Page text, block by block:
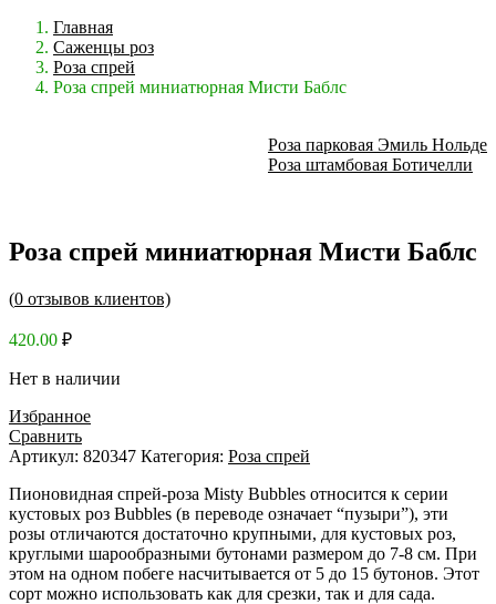
Главная
Саженцы роз
Роза спрей
Роза спрей миниатюрная Мисти Баблс
Роза парковая Эмиль Нольде
Роза штамбовая Ботичелли
Роза спрей миниатюрная Мисти Баблс
(0 отзывов клиентов)
420.00 ₽
Нет в наличии
Избранное
Сравнить
Артикул: 820347 Категория: Роза спрей
Пионовидная спрей-роза Misty Bubbles относится к серии
кустовых роз Bubbles (в переводе означает “пузыри”), эти
розы отличаются достаточно крупными, для кустовых роз,
круглыми шарообразными бутонами размером до 7-8 см. При
этом на одном побеге насчитывается от 5 до 15 бутонов. Этот
сорт можно использовать как для срезки, так и для сада.